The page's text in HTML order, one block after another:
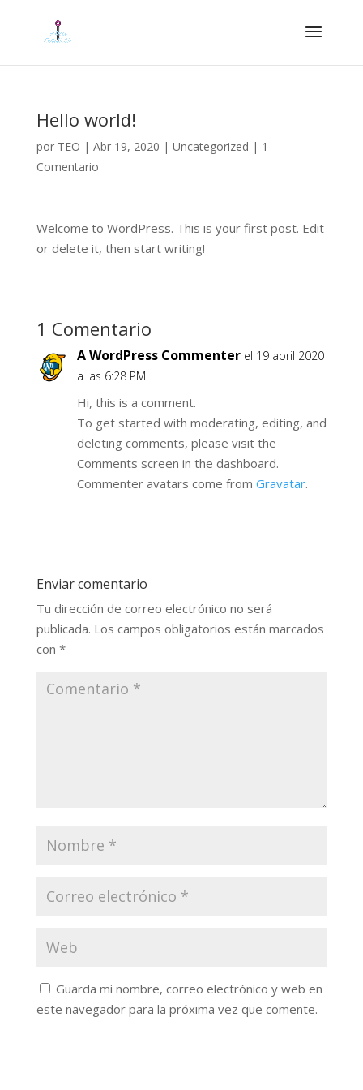
Hello world!
por TEO | Abr 19, 2020 | Uncategorized | 1
Comentario
Welcome to WordPress. This is your first post. Edit
or delete it, then start writing!
1 Comentario
A WordPress Commenter el 19 abril 2020
a las 6:28 PM
Hi, this is a comment.
To get started with moderating, editing, and
deleting comments, please visit the
Comments screen in the dashboard.
Commenter avatars come from Gravatar.
Enviar comentario
Tu dirección de correo electrónico no será
publicada. Los campos obligatorios están marcados
con *
Guarda mi nombre, correo electrónico y web en
este navegador para la próxima vez que comente.